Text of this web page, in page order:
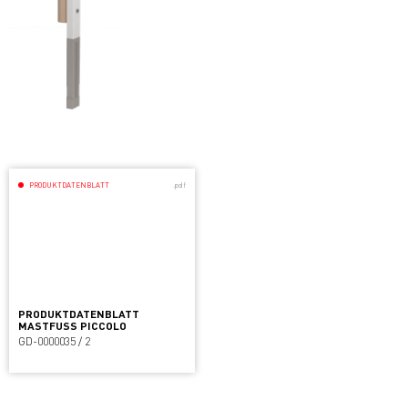
PRODUKTDATENBLATT .pdf
PRODUKTDATENBLATT
MASTFUSS PICCOLO
GD-0000035 / 2